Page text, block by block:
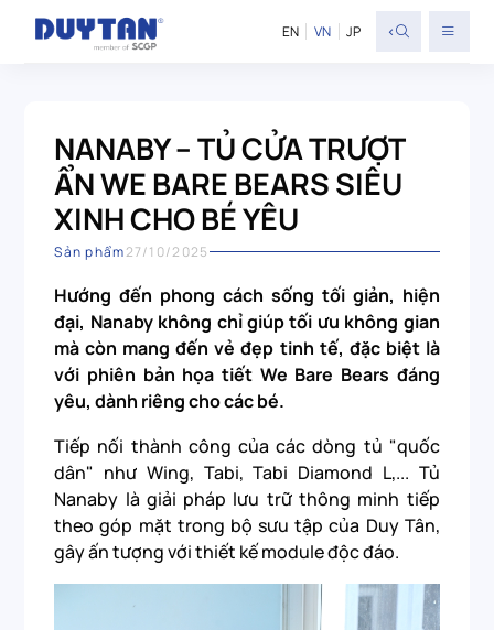
EN VN JP <
NANABY – TỦ CỬA TRƯỢT
ẨN WE BARE BEARS SIÊU
XINH CHO BÉ YÊU
Sản phẩm27/10/2025
Hướng đến phong cách sống tối giản, hiện
đại, Nanaby không chỉ giúp tối ưu không gian
mà còn mang đến vẻ đẹp tinh tế, đặc biệt là
với phiên bản họa tiết We Bare Bears đáng
yêu, dành riêng cho các bé.
Tiếp nối thành công của các dòng tủ "quốc
dân" như Wing, Tabi, Tabi Diamond L,... Tủ
Nanaby là giải pháp lưu trữ thông minh tiếp
theo góp mặt trong bộ sưu tập của Duy Tân,
gây ấn tượng với thiết kế module độc đáo.